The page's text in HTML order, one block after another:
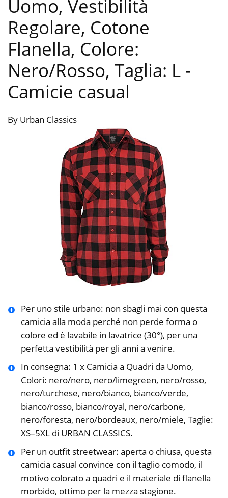
Uomo, Vestibilità
Regolare, Cotone
Flanella, Colore:
Nero/Rosso, Taglia: L -
Camicie casual
By Urban Classics
Per uno stile urbano: non sbagli mai con questa
camicia alla moda perché non perde forma o
colore ed è lavabile in lavatrice (30°), per una
perfetta vestibilità per gli anni a venire.
In consegna: 1 x Camicia a Quadri da Uomo,
Colori: nero/nero, nero/limegreen, nero/rosso,
nero/turchese, nero/bianco, bianco/verde,
bianco/rosso, bianco/royal, nero/carbone,
nero/foresta, nero/bordeaux, nero/miele, Taglie:
XS–5XL di URBAN CLASSICS.
Per un outfit streetwear: aperta o chiusa, questa
camicia casual convince con il taglio comodo, il
motivo colorato a quadri e il materiale di flanella
morbido, ottimo per la mezza stagione.